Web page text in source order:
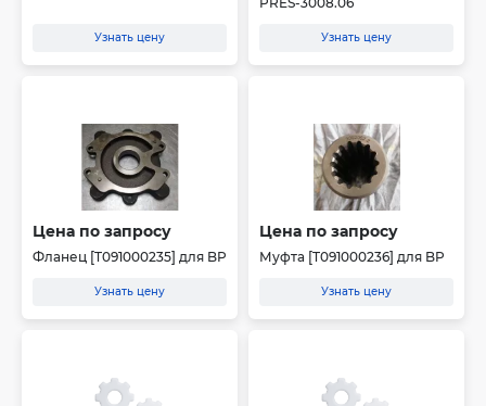
Узнать цену Узнать цену
Цена по запросу
Фланец [T091000235] для BP
Узнать цену
Цена по запросу
Муфта [T091000236] для BP
Узнать цену